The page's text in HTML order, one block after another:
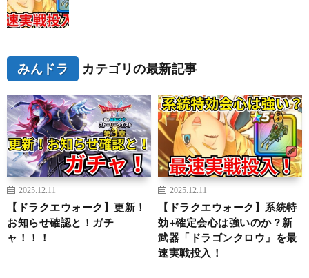
みんドラ カテゴリの最新記事
2025.12.11
【ドラクエウォーク】更新！
お知らせ確認と！ガチ
ャ！！！
2025.12.11
【ドラクエウォーク】系統特
効+確定会心は強いのか？新
武器「ドラゴンクロウ」を最
速実戦投入！